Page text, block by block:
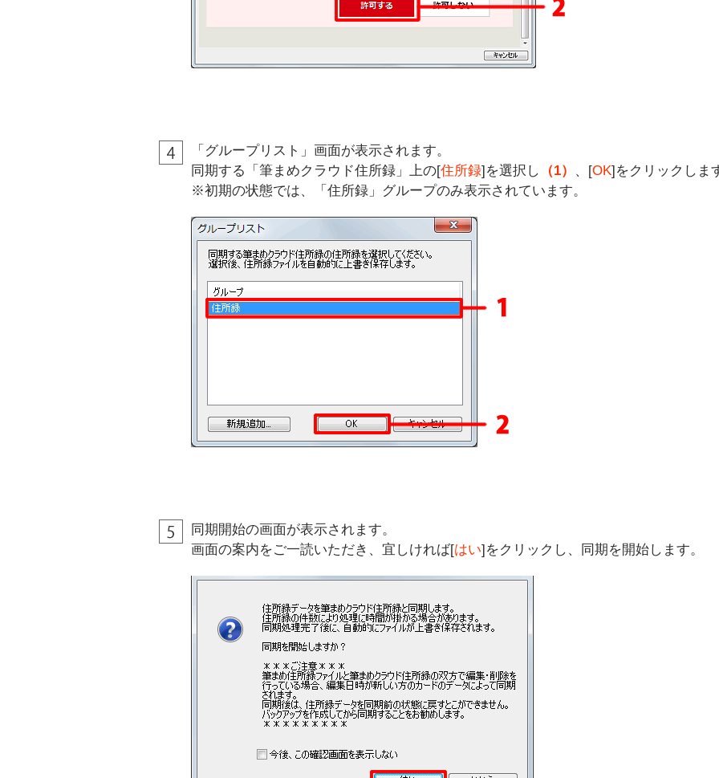
「グループリスト」画面が表示されます。
同期する「筆まめクラウド住所録」上の[住所録]を選択し （1） 、[OK]をクリックしま
※初期の状態では、「住所録」グループのみ表示されています。
同期開始の画面が表示されます。
画面の案内をご一読いただき、宜しければ[はい]をクリックし、同期を開始します。